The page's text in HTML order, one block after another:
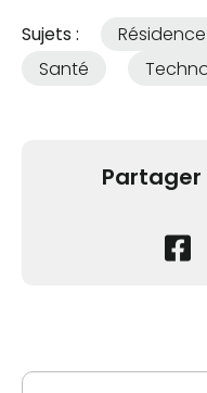
Sujets :
Santé